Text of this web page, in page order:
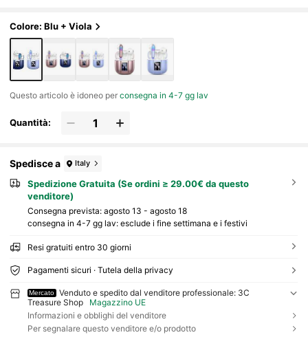
Colore: Blu + Viola
Questo articolo è idoneo perconsegna in 4-7 gg lav
Quantità:
Spedisce a Italy
Spedizione Gratuita (Se ordini ≥ 29.00€ da questo
venditore)
Consegna prevista: agosto 13 - agosto 18
consegna in 4-7 gg lav: esclude i fine settimana e i festivi
Resi gratuiti entro 30 giorni
Pagamenti sicuri · Tutela della privacy
Mercato
Venduto e spedito dal venditore professionale: 3C
Treasure Shop
Magazzino UE
Informazioni e obblighi del venditore
Per segnalare questo venditore e/o prodotto